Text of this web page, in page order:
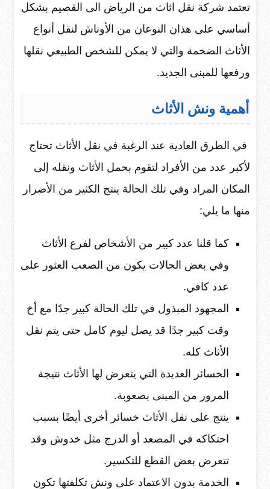
تعتمد شركة نقل اثاث من الرياض الى القصيم بشكل
أساسي على هذان النوعان من الأوناش لنقل أنواع
الأثاث الضخمة والتي لا يمكن للشخص الطبيعي نقلها
ورفعها للمبنى الجديد.
أهمية ونش الأثاث
في الطرق العادية عند الرغبة في نقل الأثاث تحتاج
لأكبر عدد من الأفراد لتقوم بحمل الأثاث ونقله إلى
المكان المراد وفي تلك الحالة ينتج الكثير من الأضرار
منها ما يلي:
كما قلنا عدد كبير من الأشخاص لفرع الأثاث
وفي بعض الحالات يكون من الصعب العثور على
عدد كافي.
المجهود المبذول في تلك الحالة كبير جدًا مع أخ
وقت كبير جدًا قد يصل ليوم كامل حتى يتم نقل
الأثاث كله.
الخسائر العديدة التي يتعرض لها الأثاث نتيجة
المرور من المبنى بصعوبة.
ينتج على نقل الأثاث خسائر أخرى أيضًا بسبب
احتكاكه في المصعد أو الدرج مثل خدوش وقد
تتعرض بعض القطع للتكسير.
الخدمة بدون الاعتماد على ونش تكلفتها تكون